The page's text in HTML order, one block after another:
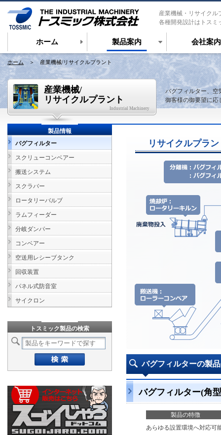
産業機械・リサイクル
各種開発設計はトスミ
ホーム 製品案内 会社案内
ホーム ＞ 産業機械/リサイクルプラント
産業機械/
リサイクルプラント
Industrial Machinery
バグフィルター、空
御客様の御要望に応
リサイクルプラ
バグフィルターの製
バグフィルター(角
製品の特徴
あらゆる設置環境へ対応可
製品情報
バグフィルター
スクリューコンベアー
搬送システム
スクラバー
ロータリーバルブ
ラムフィーダー
分岐ダンパー
コンベアー
空送用レシーブタンク
回収装置
パネル式防音室
サイクロン
トスミック製品の検索